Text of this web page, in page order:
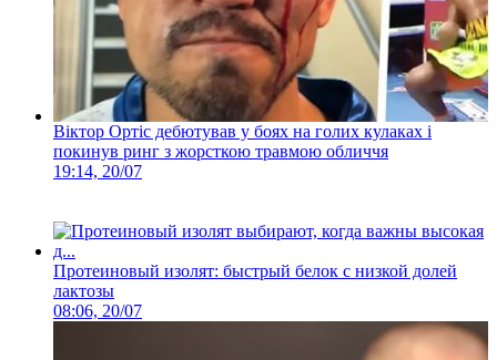
Віктор Ортіс дебютував у боях на голих кулаках і
покинув ринг з жорсткою травмою обличчя
19:14, 20/07
Протеиновый изолят: быстрый белок с низкой долей
лактозы
08:06, 20/07